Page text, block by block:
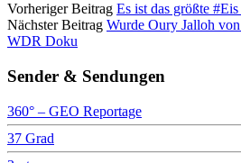
Vorheriger Beitrag Es ist das größte
Nächster Beitrag Wurde Oury Jalloh
WDR Doku
Sender & Sendungen
360° – GEO Reportage
37 Grad